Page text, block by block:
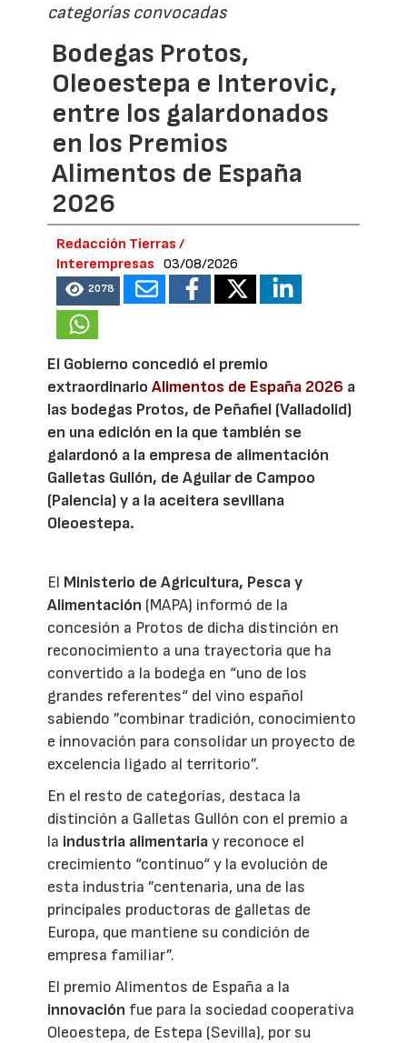
categorías convocadas
Bodegas Protos,
Oleoestepa e Interovic,
entre los galardonados
en los Premios
Alimentos de España
2026
Redacción Tierras /
Interempresas
03/08/2026
2078
El Gobierno concedió el premio
extraordinarioAlimentos de España 2026 a
las bodegas Protos, de Peñafiel (Valladolid)
en una edición en la que también se
galardonó a la empresa de alimentación
Galletas Gullón, de Aguilar de Campoo
(Palencia) y a la aceitera sevillana
Oleoestepa.
El Ministerio de Agricultura, Pesca y
Alimentación (MAPA) informó de la
concesión a Protos de dicha distinción en
reconocimiento a una trayectoria que ha
convertido a la bodega en “uno de los
grandes referentes“ del vino español
sabiendo ”combinar tradición, conocimiento
e innovación para consolidar un proyecto de
excelencia ligado al territorio”.
En el resto de categorías, destaca la
distinción a Galletas Gullón con el premio a
la industria alimentariay reconoce el
crecimiento “continuo“ y la evolución de
esta industria ”centenaria, una de las
principales productoras de galletas de
Europa, que mantiene su condición de
empresa familiar”.
El premio Alimentos de España a la
innovación fue para la sociedad cooperativa
Oleoestepa, de Estepa (Sevilla), por su